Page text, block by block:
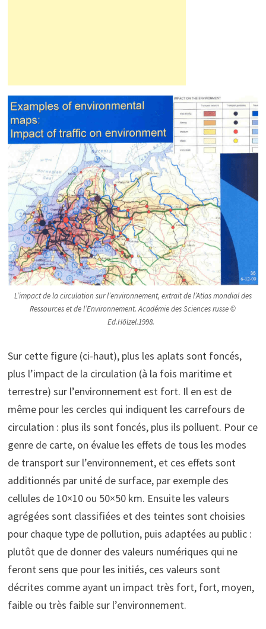
L’impact de la circulation sur l’environnement, extrait de l’Atlas mondial des
Ressources et de l’Environnement. Académie des Sciences russe ©
Ed.Hölzel.1998.
Sur cette figure (ci-haut), plus les aplats sont foncés,
plus l’impact de la circulation (à la fois maritime et
terrestre) sur l’environnement est fort. Il en est de
même pour les cercles qui indiquent les carrefours de
circulation : plus ils sont foncés, plus ils polluent. Pour ce
genre de carte, on évalue les effets de tous les modes
de transport sur l’environnement, et ces effets sont
additionnés par unité de surface, par exemple des
cellules de 10×10 ou 50×50 km. Ensuite les valeurs
agrégées sont classifiées et des teintes sont choisies
pour chaque type de pollution, puis adaptées au public :
plutôt que de donner des valeurs numériques qui ne
feront sens que pour les initiés, ces valeurs sont
décrites comme ayant un impact très fort, fort, moyen,
faible ou très faible sur l’environnement.